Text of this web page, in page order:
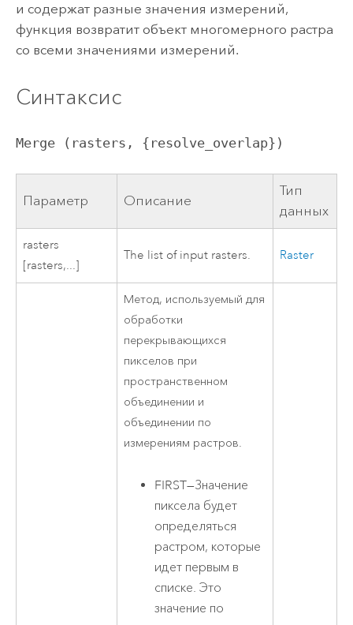
и содержат разные значения измерений,
функция возвратит объект многомерного растра
со всеми значениями измерений.
Синтаксис
Merge (rasters, {resolve_overlap})
Параметр Описание
Тип
данных
rasters
[rasters,...]
The list of input rasters. Raster
Метод, используемый для
обработки
перекрывающихся
пикселов при
пространственном
объединении и
объединении по
измерениям растров.
FIRST—Значение
пиксела будет
определяться
растром, которые
идет первым в
списке. Это
значение по